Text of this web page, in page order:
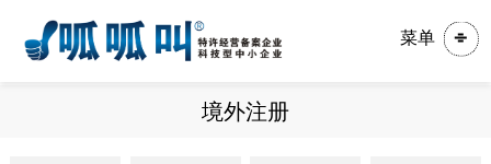
菜单
境外注册